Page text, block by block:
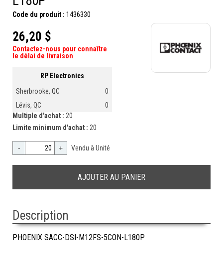
Code du produit : 1436330
26,20 $
Contactez-nous pour connaître
le délai de livraison
RP Electronics
Sherbrooke, QC
0
Lévis, QC
0
Multiple d'achat : 20
Limite minimum d'achat : 20
- + Vendu à Unité
Description
PHOENIX SACC-DSI-M12FS-5CON-L180P